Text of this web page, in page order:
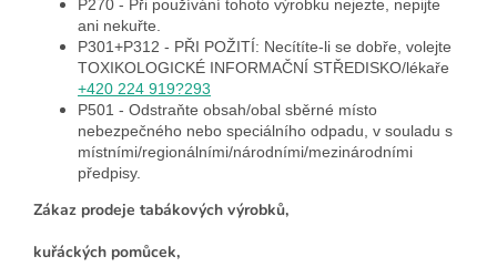
P270 - Při používání tohoto výrobku nejezte, nepijte
ani nekuřte.
P301+P312 - PŘI POŽITÍ: Necítíte-li se dobře, volejte
TOXIKOLOGICKÉ INFORMAČNÍ STŘEDISKO/lékaře
+420 224 919?293
P501 - Odstraňte obsah/obal sběrné místo
nebezpečného nebo speciálního odpadu, v souladu s
místními/regionálními/národními/mezinárodními
předpisy.
Zákaz prodeje tabákových výrobků,
kuřáckých pomůcek,